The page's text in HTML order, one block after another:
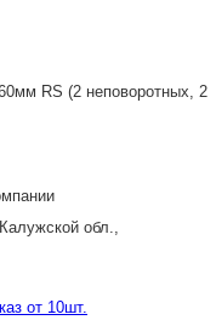
RS (2 неповоротных, 2
обл.,
от 10шт.